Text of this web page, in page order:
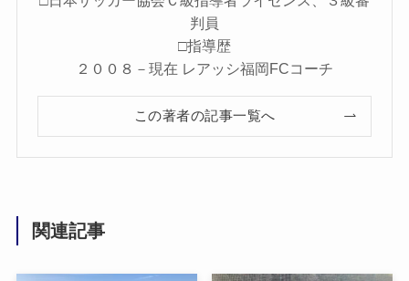
判員
□指導歴
２００８－現在 レアッシ福岡FCコーチ
この著者の記事一覧へ
関連記事